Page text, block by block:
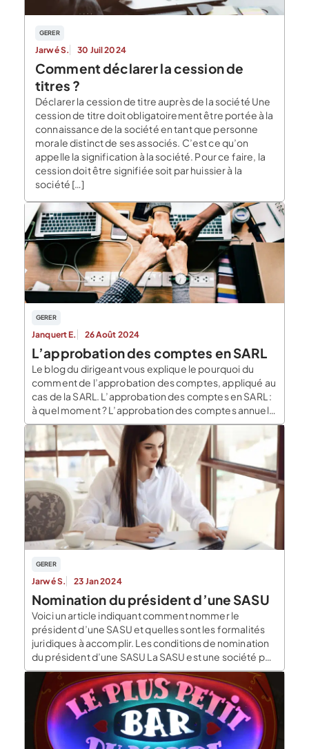
GERER
Jarwé S. 30 Juil 2024
Comment déclarer la cession de
titres ?
Déclarer la cession de titre auprès de la société Une
cession de titre doit obligatoirement être portée à la
connaissance de la société en tant que personne
morale distinct de ses associés. C’est ce qu’on
appelle la signification à la société. Pour ce faire, la
cession doit être signifiée soit par huissier à la
société […]
GERER
Janquert E. 26 Août 2024
L’approbation des comptes en SARL
Le blog du dirigeant vous explique le pourquoi du
comment de l’approbation des comptes, appliqué au
cas de la SARL. L’approbation des comptes en SARL :
à quel moment ? L’approbation des comptes annuels
doit être réalisée dans les six mois de la clôture de
l’exercice. Par exemple, si l’exercice de l’entreprise
est calé sur l’année civile […]
GERER
Jarwé S. 23 Jan 2024
Nomination du président d’une SASU
Voici un article indiquant comment nommer le
président d’une SASU et quelles sont les formalités
juridiques à accomplir. Les conditions de nomination
du président d’une SASU La SASU est une société par
action simplifiée avec un seul associé. L’associé
unique est décisionnaire dans tous les domaines et
c’est lui seul qui est compétent pour nommer […]